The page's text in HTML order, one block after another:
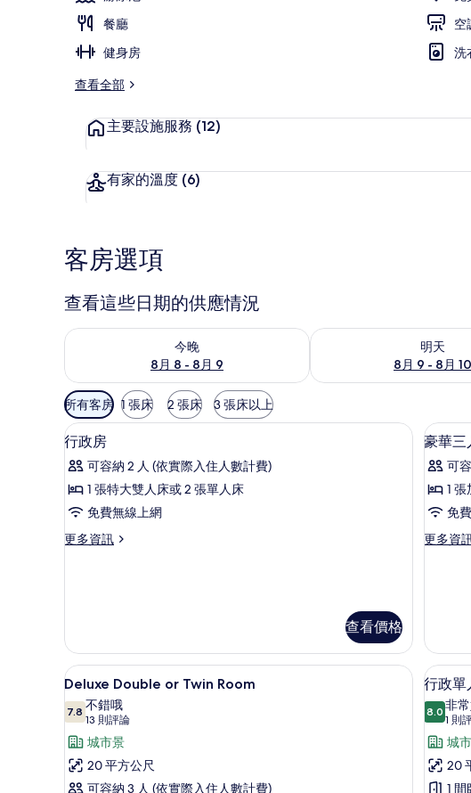
餐廳
空
健身房
洗
查看全部
主要設施服務 (12)
有家的溫度 (6)
客房選項
查看這些日期的供應情況
今晚
8月 8 - 8月 9
查看今晚 (8月 8 - 8月 9) 的供應情況
明天
8月 9 - 8月 10
查看明天 (8月 9 - 8月 10)
可
用
的
客
房
篩
選
條
所有客房 1 張床 2 張床 3 張床以上
顯
示
行
政
的
片
客房內保險箱、書桌、隔音、熨斗/熨衣板
19
行政房
可容納 2 人 (依實際入住人數計費)
1 張特大雙人床或 2 張單人床
免費無線上網
更多資訊
更
情
查看價格
顯
示
豪
華
人
有
相
片
22
豪華三
可
1
免
更多資
更
的
詳
情
顯
示
Deluxe
Double
or
Twin
客房內保險箱、書桌、隔音、熨斗/熨衣板
11
Deluxe Double or Twin Room
7.87.8 分，滿分 10 分
不錯哦
13 則評論
(13
則
評
論)
城市景
20 平方公尺
可容納 3 人 (依實際入住人數計費)
顯
示
行
政
單
8
行政單
8.08.0 分
非
1 則
(1
則
評
論)
城
20
1 間